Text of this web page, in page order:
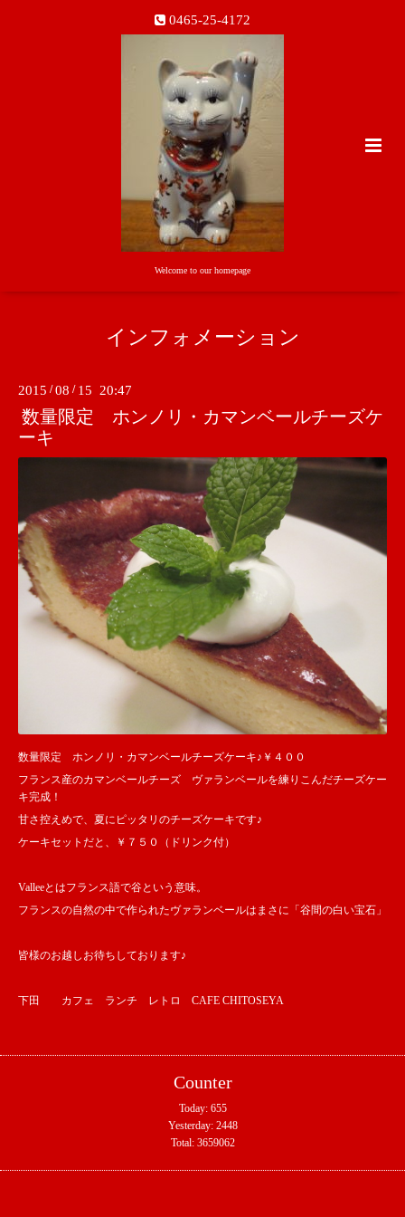
0465-25-4172
Welcome to our homepage
インフォメーション
2015 /08 / 15 20:47
数量限定 ホンノリ・カマンベールチーズケ
ーキ
数量限定 ホンノリ・カマンベールチーズケーキ♪￥４００
フランス産のカマンベールチーズ ヴァランベールを練りこんだチーズケー
キ完成！
甘さ控えめで、夏にピッタリのチーズケーキです♪
ケーキセットだと、￥７５０（ドリンク付）
Valleeとはフランス語で谷という意味。
フランスの自然の中で作られたヴァランベールはまさに「谷間の白い宝石」
皆様のお越しお待ちしております♪
下田 カフェ ランチ レトロ CAFE CHITOSEYA
Counter
Today: 655
Yesterday: 2448
Total: 3659062